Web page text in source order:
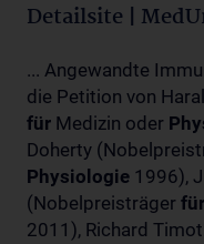
Detailsite |
... Angewandte
die Petition von
für Medizin oder
Doherty
Physiologie 1996),
(Nobelpreisträger für
2011), Richard